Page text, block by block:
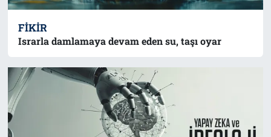
FIKIR
Israrla damlamaya devam eden su, taşı oyar